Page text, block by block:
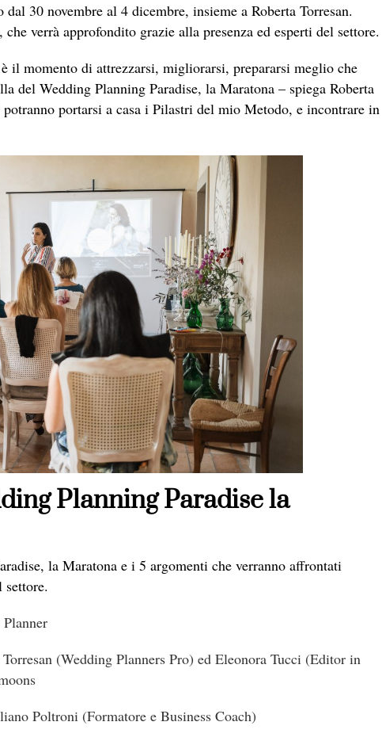
30 novembre al 4 dicembre, insieme a Roberta Torresan.
verrà approfondito grazie alla presenza ed esperti del settore.
il momento di attrezzarsi, migliorarsi, prepararsi meglio che
del Wedding Planning Paradise, la Maratona – spiega Roberta
portarsi a casa i Pilastri del mio Metodo, e incontrare in
Planning Paradise la
la Maratona e i 5 argomenti che verranno affrontati
(Wedding Planners Pro) ed Eleonora Tucci (Editor in
Poltroni (Formatore e Business Coach)